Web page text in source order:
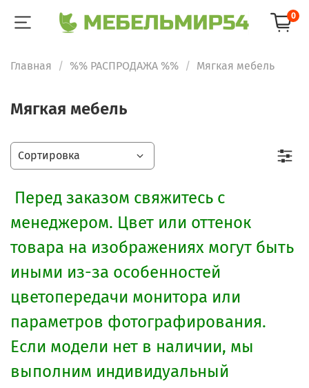
0
Главная %% РАСПРОДАЖА %% Мягкая мебель
Мягкая мебель
Перед заказом свяжитесь с
менеджером. Цвет или оттенок
товара на изображениях могут быть
иными из-за особенностей
цветопередачи монитора или
параметров фотографирования.
Если модели нет в наличии, мы
выполним индивидуальный